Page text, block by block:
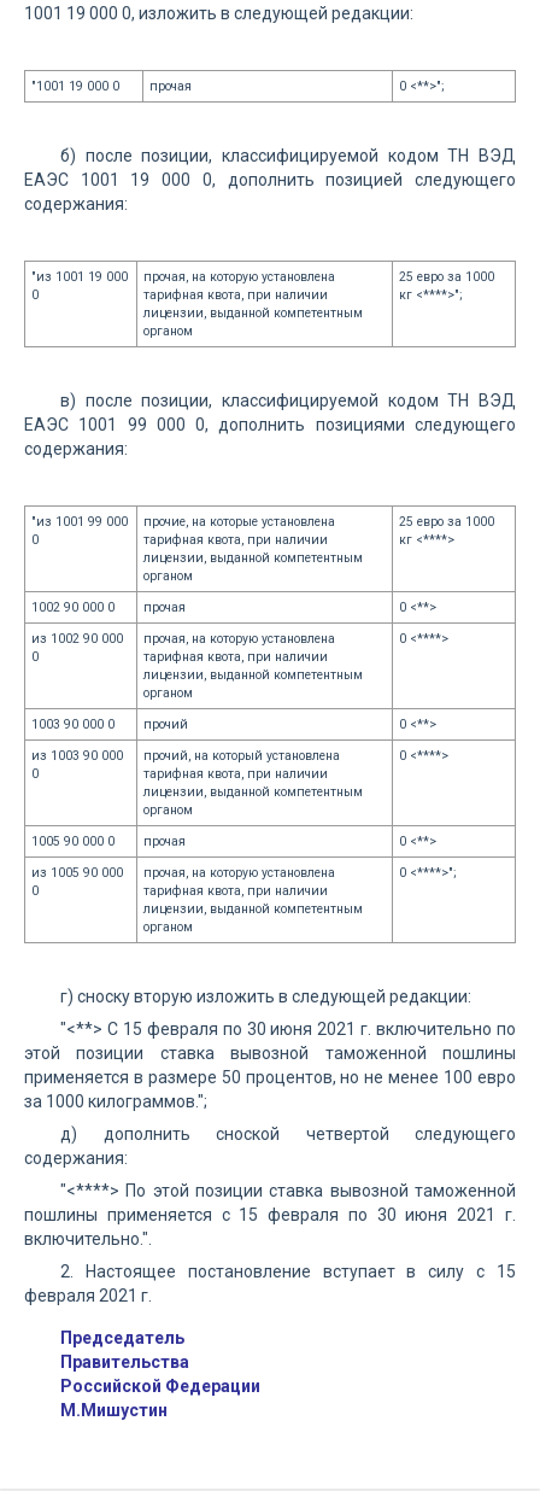
1001 19 000 0, изложить в следующей редакции:
"1001 19 000 0 прочая 0 <**>";
б) после позиции, классифицируемой кодом ТН ВЭД
ЕАЭС 1001 19 000 0, дополнить позицией следующего
содержания:
"из 1001 19 000
0
прочая, на которую установлена
тарифная квота, при наличии
лицензии, выданной компетентным
органом
25 евро за 1000
кг <****>";
в) после позиции, классифицируемой кодом ТН ВЭД
ЕАЭС 1001 99 000 0, дополнить позициями следующего
содержания:
"из 1001 99 000
0
прочие, на которые установлена
тарифная квота, при наличии
лицензии, выданной компетентным
органом
25 евро за 1000
кг <****>
1002 90 000 0 прочая
0 <**>
из 1002 90 000
0
прочая, на которую установлена
тарифная квота, при наличии
лицензии, выданной компетентным
органом
0 <****>
1003 90 000 0 прочий
0 <**>
из 1003 90 000
0
прочий, на который установлена
тарифная квота, при наличии
лицензии, выданной компетентным
органом
0 <****>
1005 90 000 0 прочая
0 <**>
из 1005 90 000
0
прочая, на которую установлена
тарифная квота, при наличии
лицензии, выданной компетентным
органом
0 <****>";
г) сноску вторую изложить в следующей редакции:
"<**> С 15 февраля по 30 июня 2021 г. включительно по
этой позиции ставка вывозной таможенной пошлины
применяется в размере 50 процентов, но не менее 100 евро
за 1000 килограммов.";
д) дополнить сноской четвертой следующего
содержания:
"<****> По этой позиции ставка вывозной таможенной
пошлины применяется с 15 февраля по 30 июня 2021 г.
включительно.".
2. Настоящее постановление вступает в силу с 15
февраля 2021 г.
Председатель
Правительства
Российской Федерации
М.Мишустин